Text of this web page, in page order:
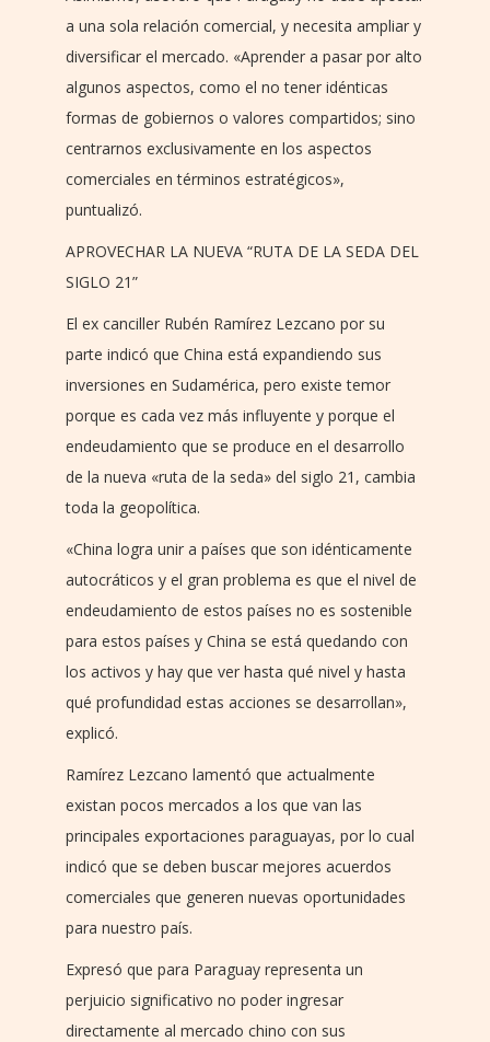
a una sola relación comercial, y necesita ampliar y
diversificar el mercado. «Aprender a pasar por alto
algunos aspectos, como el no tener idénticas
formas de gobiernos o valores compartidos; sino
centrarnos exclusivamente en los aspectos
comerciales en términos estratégicos»,
puntualizó.
APROVECHAR LA NUEVA “RUTA DE LA SEDA DEL
SIGLO 21”
El ex canciller Rubén Ramírez Lezcano por su
parte indicó que China está expandiendo sus
inversiones en Sudamérica, pero existe temor
porque es cada vez más influyente y porque el
endeudamiento que se produce en el desarrollo
de la nueva «ruta de la seda» del siglo 21, cambia
toda la geopolítica.
«China logra unir a países que son idénticamente
autocráticos y el gran problema es que el nivel de
endeudamiento de estos países no es sostenible
para estos países y China se está quedando con
los activos y hay que ver hasta qué nivel y hasta
qué profundidad estas acciones se desarrollan»,
explicó.
Ramírez Lezcano lamentó que actualmente
existan pocos mercados a los que van las
principales exportaciones paraguayas, por lo cual
indicó que se deben buscar mejores acuerdos
comerciales que generen nuevas oportunidades
para nuestro país.
Expresó que para Paraguay representa un
perjuicio significativo no poder ingresar
directamente al mercado chino con sus